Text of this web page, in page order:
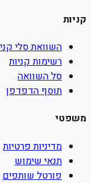
קניות
השוואת סלי
רשימות קניות
סל השוואה
תוסף הדפדפן
משפטי
מדיניות פרטיות
תנאי שימוש
פורטל שותפים